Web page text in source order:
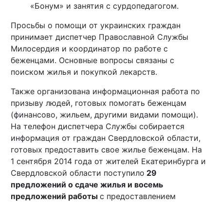
«Бонум» и занятия с сурдопедагогом.
Просьбы о помощи от украинских граждан
принимает диспетчер Православной Службы
Милосердия и координатор по работе с
беженцами. Основные вопросы связаны с
поиском жилья и покупкой лекарств.
Также организована информационная работа по
призыву людей, готовых помогать беженцам
(финансово, жильем, другими видами помощи).
На телефон диспетчера Службы собирается
информация от граждан Свердловской области,
готовых предоставить свое жилье беженцам. На
1 сентября 2014 года от жителей Екатеринбурга и
Свердловской области поступило 29
предложений о сдаче жилья и восемь
предложений работыс предоставлением